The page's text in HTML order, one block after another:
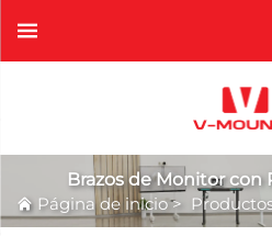
Brazos de Monitor con
Página de inicio>